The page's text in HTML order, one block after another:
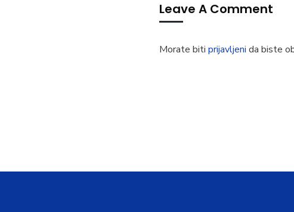
Leave A Comment
Morate biti prijavljeni da biste